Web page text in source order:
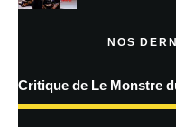
Prévenez-moi de tous les
NOS
Critique de Le Monstre